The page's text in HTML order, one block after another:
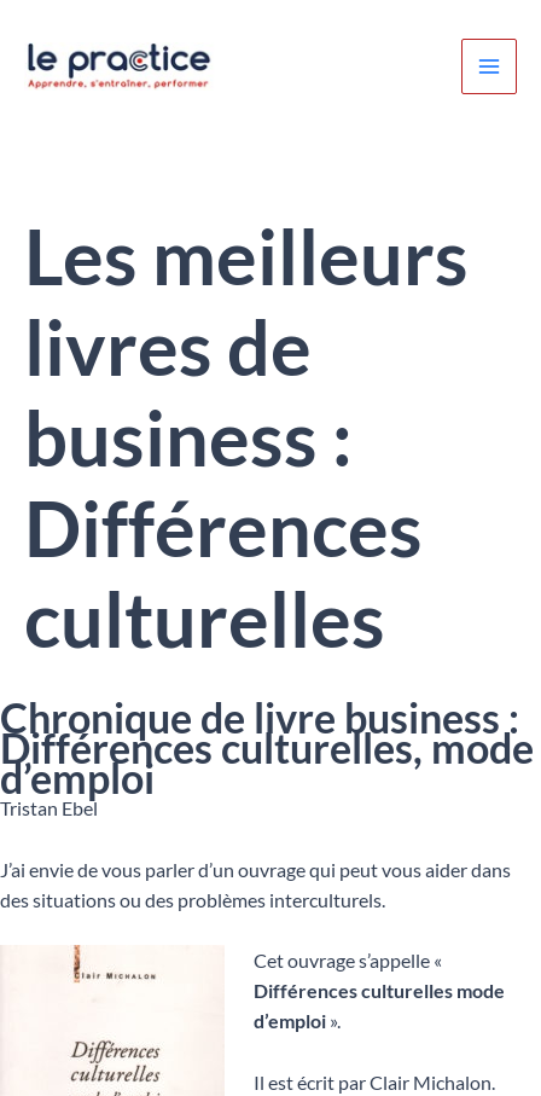
contenu
Les meilleurs
livres de
business :
Différences
culturelles
Chronique de livre business :
Différences culturelles, mode
d’emploi
Tristan Ebel
J’ai envie de vous parler d’un ouvrage qui peut vous aider dans
des situations ou des problèmes interculturels.
Cet ouvrage s’appelle «
Différences culturelles mode
d’emploi ».
Il est écrit par Clair Michalon.